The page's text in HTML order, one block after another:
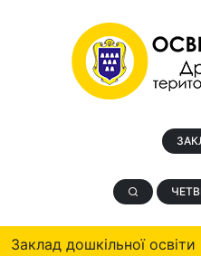
Заклад дошкільної